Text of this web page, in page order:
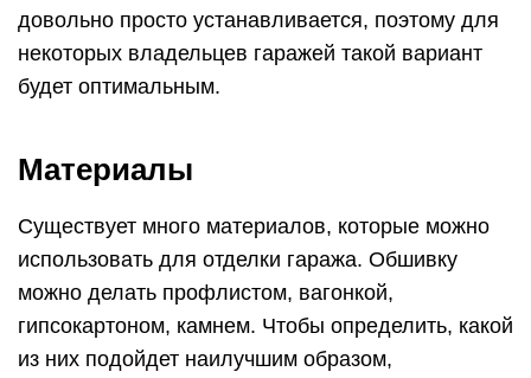
довольно просто устанавливается, поэтому для
некоторых владельцев гаражей такой вариант
будет оптимальным.
Материалы
Существует много материалов, которые можно
использовать для отделки гаража. Обшивку
можно делать профлистом, вагонкой,
гипсокартоном, камнем. Чтобы определить, какой
из них подойдет наилучшим образом,